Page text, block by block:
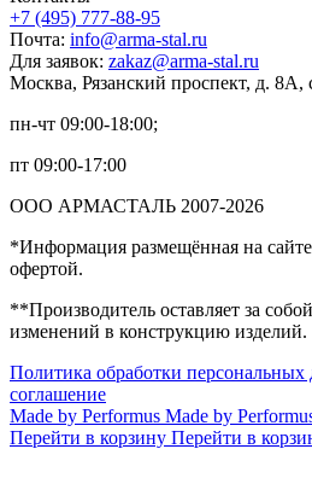
+7 (495) 777-88-95
Почта: info@arma-stal.ru
Для заявок: zakaz@arma-stal.ru
Москва, Рязанский проспект, д.
пн-чт 09:00-18:00;
пт 09:00-17:00
ООО АРМАСТАЛЬ 2007-2026
*Информация размещённая на
офертой.
**Производитель оставляет за
изменений в конструкцию изделий.
Политика обработки
соглашение
Made by Performus Made by
Перейти в корзину Перейти в